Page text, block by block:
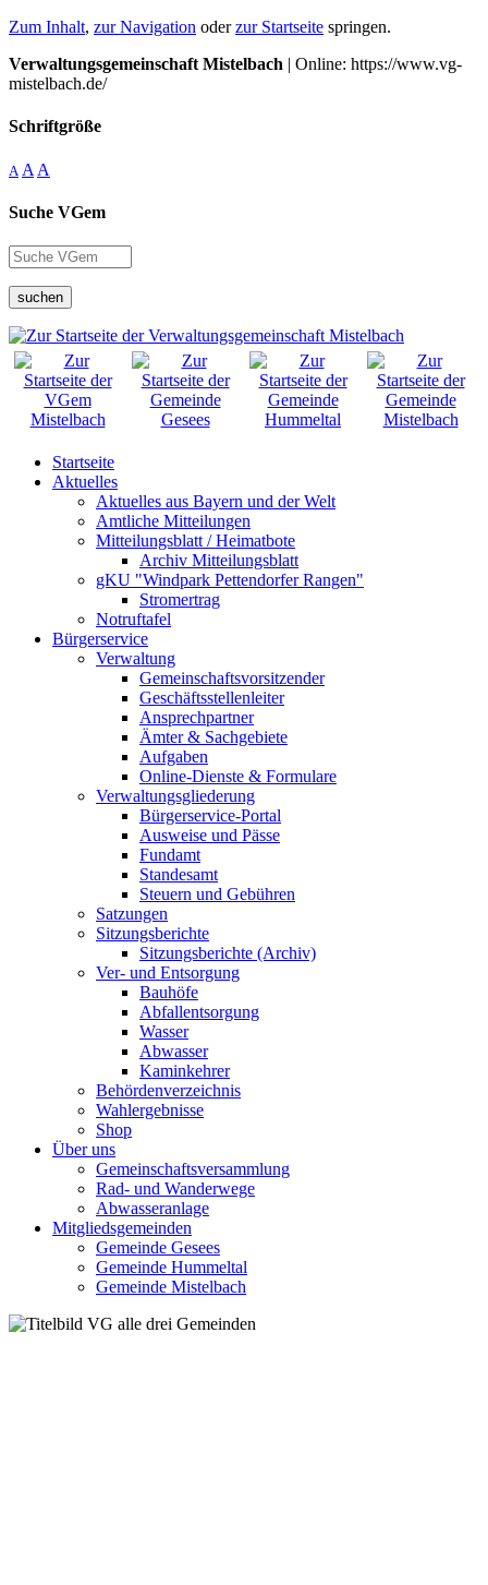
Zum Inhalt, zur Navigation oderzur Startseite springen.
Verwaltungsgemeinschaft Mistelbach | Online: https://www.vg-
mistelbach.de/
Schriftgröße
A A A
Suche VGem
suchen
Startseite
Aktuelles
Aktuelles aus Bayern und der Welt
Amtliche Mitteilungen
Mitteilungsblatt / Heimatbote
Archiv Mitteilungsblatt
gKU "Windpark Pettendorfer Rangen"
Stromertrag
Notruftafel
Bürgerservice
Verwaltung
Gemeinschaftsvorsitzender
Geschäftsstellenleiter
Ansprechpartner
Ämter & Sachgebiete
Aufgaben
Online-Dienste & Formulare
Verwaltungsgliederung
Bürgerservice-Portal
Ausweise und Pässe
Fundamt
Standesamt
Steuern und Gebühren
Satzungen
Sitzungsberichte
Sitzungsberichte (Archiv)
Ver- und Entsorgung
Bauhöfe
Abfallentsorgung
Wasser
Abwasser
Kaminkehrer
Behördenverzeichnis
Wahlergebnisse
Shop
Über uns
Gemeinschaftsversammlung
Rad- und Wanderwege
Abwasseranlage
Mitgliedsgemeinden
Gemeinde Gesees
Gemeinde Hummeltal
Gemeinde Mistelbach